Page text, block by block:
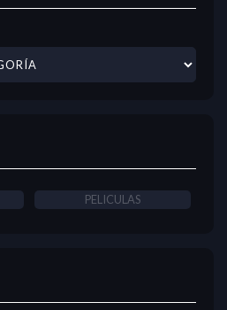
PELICULAS